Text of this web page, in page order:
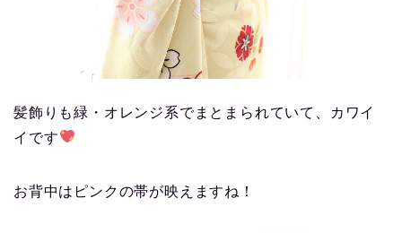
髪飾りも緑・オレンジ系でまとまられていて、カワイ
イです
お背中はピンクの帯が映えますね！